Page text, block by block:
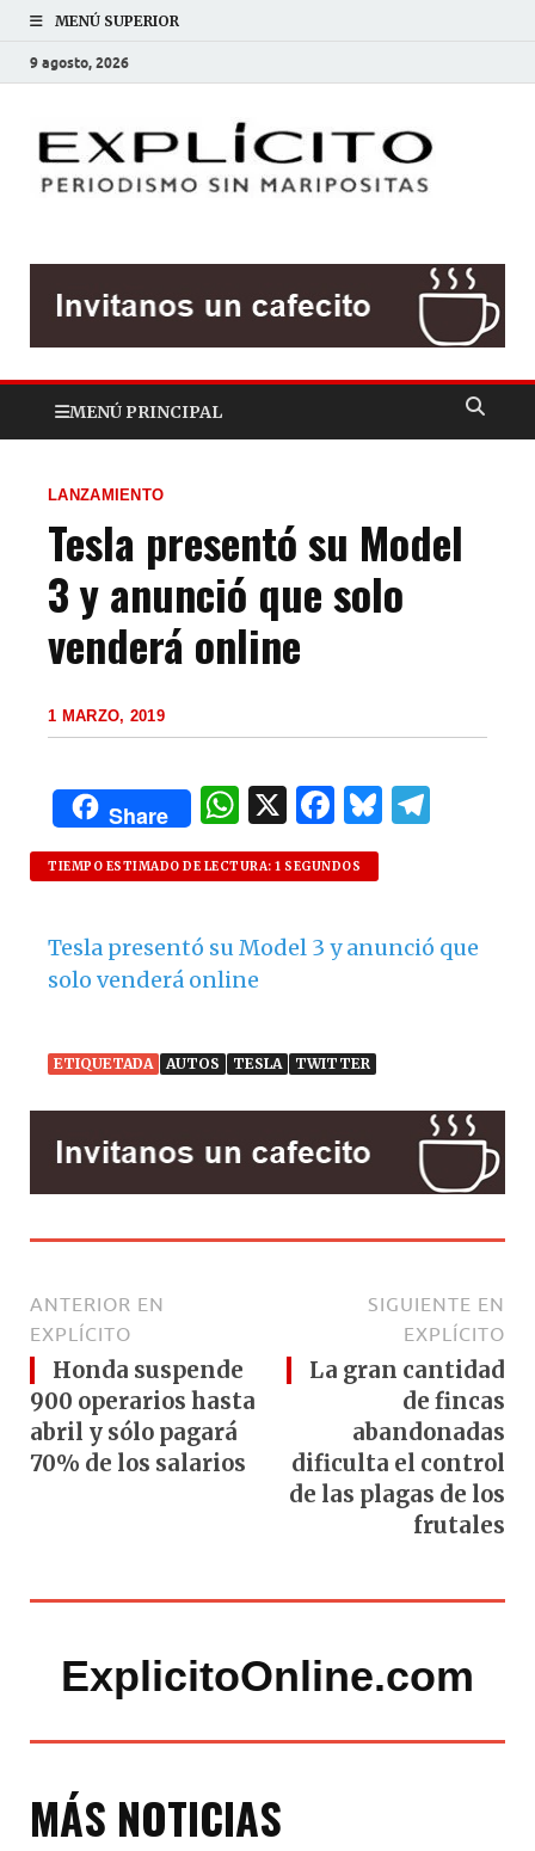
MENÚ SUPERIOR
9 agosto, 2026
MENÚ PRINCIPAL
LANZAMIENTO
Tesla presentó su Model
3 y anunció que solo
venderá online
1 MARZO, 2019
Share
W
h
at
A
p
X F
a
c
b
k
B
y ra
TIEMPO ESTIMADO DE LECTURA: 1 SEGUNDOS
Tesla presentó su Model 3 y anunció que
solo venderá online
ETIQUETADA AUTOS TESLA TWITTER
ANTERIOR EN
EXPLÍCITO
Honda suspende
900 operarios hasta
abril y sólo pagará
70% de los salarios
SIGUIENTE EN
EXPLÍCITO
La gran cantidad
de fincas
abandonadas
dificulta el control
de las plagas de los
frutales
ExplicitoOnline.com
MÁS NOTICIAS